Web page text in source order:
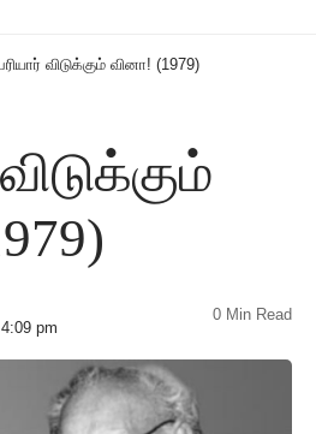
விடுக்கும் வினா! (1979)
pm
0 Min Read